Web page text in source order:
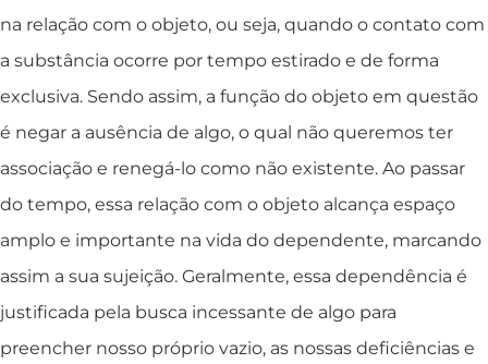
na relação com o objeto, ou seja, quando o contato com
a substância ocorre por tempo estirado e de forma
exclusiva. Sendo assim, a função do objeto em questão
é negar a ausência de algo, o qual não queremos ter
associação e renegá-lo como não existente. Ao passar
do tempo, essa relação com o objeto alcança espaço
amplo e importante na vida do dependente, marcando
assim a sua sujeição. Geralmente, essa dependência é
justificada pela busca incessante de algo para
preencher nosso próprio vazio, as nossas deficiências e